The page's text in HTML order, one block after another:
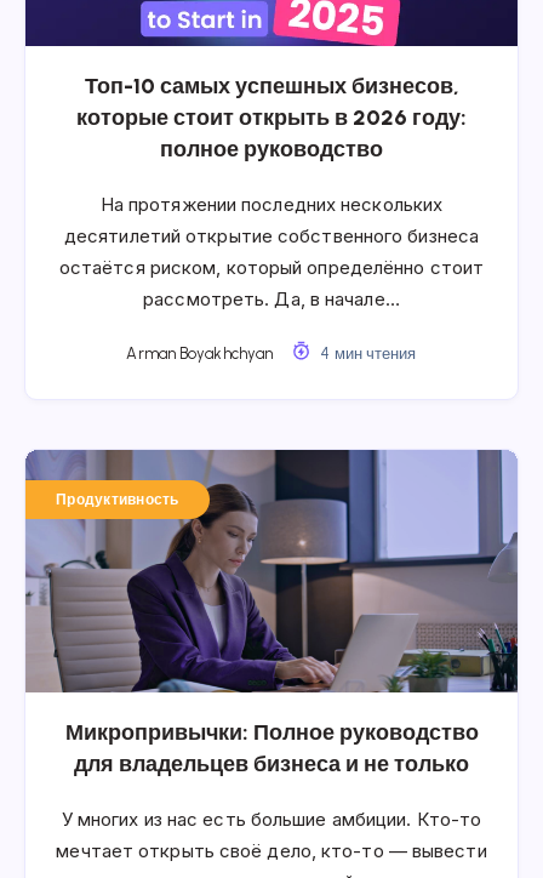
Топ-10 самых успешных бизнесов,
которые стоит открыть в 2026 году:
полное руководство
На протяжении последних нескольких
десятилетий открытие собственного бизнеса
остаётся риском, который определённо стоит
рассмотреть. Да, в начале…
Arman Boyakhchyan 4 мин чтения
Продуктивность
Микропривычки: Полное руководство
для владельцев бизнеса и не только
У многих из нас есть большие амбиции. Кто-то
мечтает открыть своё дело, кто-то — вывести